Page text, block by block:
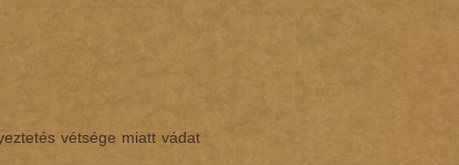
vétsége miatt vádat